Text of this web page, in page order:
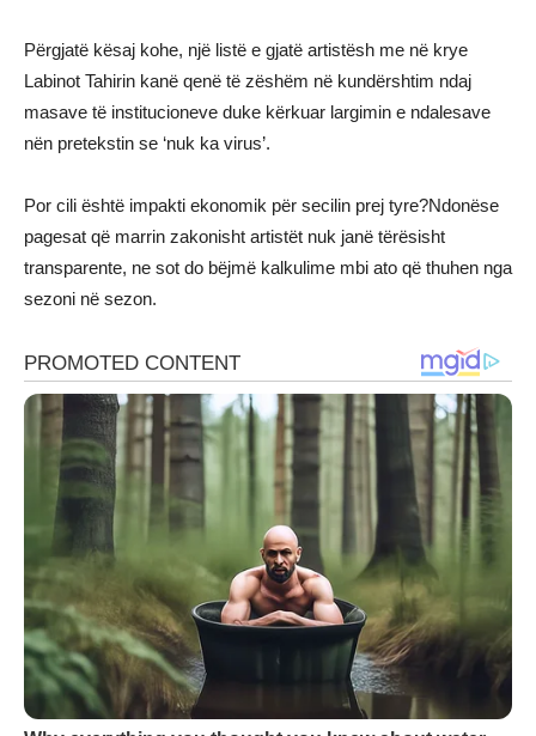
Përgjatë kësaj kohe, një listë e gjatë artistësh me në krye
Labinot Tahirin kanë qenë të zëshëm në kundërshtim ndaj
masave të institucioneve duke kërkuar largimin e ndalesave
nën pretekstin se ‘nuk ka virus’.
Por cili është impakti ekonomik për secilin prej tyre?Ndonëse
pagesat që marrin zakonisht artistët nuk janë tërësisht
transparente, ne sot do bëjmë kalkulime mbi ato që thuhen nga
sezoni në sezon.